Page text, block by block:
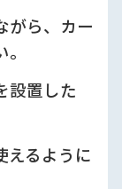
がら、カー
設置した
えるように